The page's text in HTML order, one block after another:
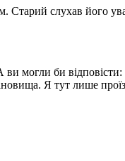
Старий слухав його
могли би відповісти:
Я тут лише